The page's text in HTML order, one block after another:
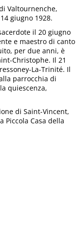
Valtournenche,
giugno 1928.
il 20 giugno
e maestro di canto
per due anni, è
Christophe. Il 21
La-Trinité. Il
parrocchia di
quiescenza,
di Saint-Vincent,
Casa della